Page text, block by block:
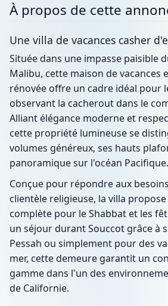
À propos de cette
Une villa de vacances casher
Située dans une impasse paisible
Malibu, cette maison de vacances
rénovée offre un cadre idéal pour
observant la cacherout dans le
Alliant élégance moderne et
cette propriété lumineuse se
volumes généreux, ses hauts
panoramique sur l'océan Pacifique.
Conçue pour répondre aux
clientèle religieuse, la villa
complète pour le Shabbat et les
un séjour durant Souccot grâce à
Pessah ou simplement pour des
mer, cette demeure garantit un
gamme dans l'un des
de Californie.